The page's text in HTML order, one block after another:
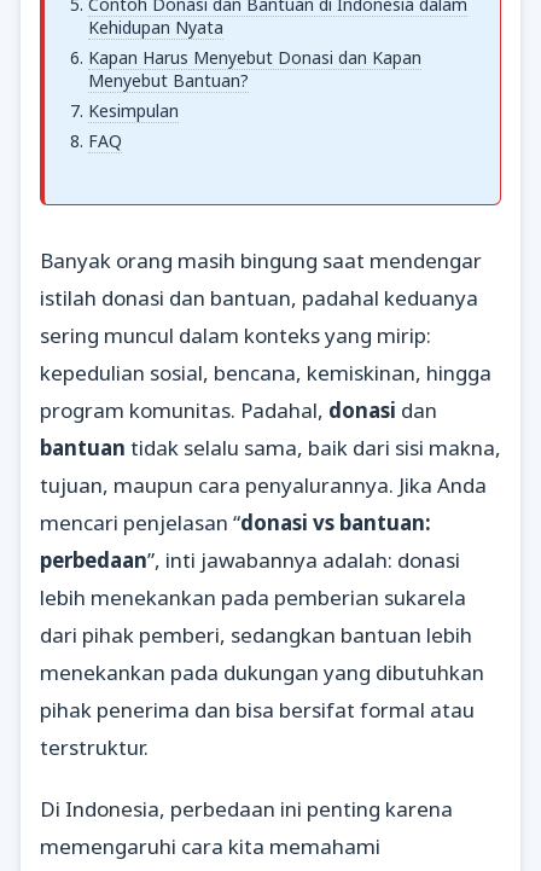
Kehidupan Nyata
Kapan Harus Menyebut Donasi dan Kapan
Menyebut Bantuan?
Kesimpulan
FAQ
Banyak orang masih bingung saat mendengar
istilah donasi dan bantuan, padahal keduanya
sering muncul dalam konteks yang mirip:
kepedulian sosial, bencana, kemiskinan, hingga
program komunitas. Padahal, donasi dan
bantuan tidak selalu sama, baik dari sisi makna,
tujuan, maupun cara penyalurannya. Jika Anda
mencari penjelasan “donasi vs bantuan:
perbedaan”, inti jawabannya adalah: donasi
lebih menekankan pada pemberian sukarela
dari pihak pemberi, sedangkan bantuan lebih
menekankan pada dukungan yang dibutuhkan
pihak penerima dan bisa bersifat formal atau
terstruktur.
Di Indonesia, perbedaan ini penting karena
memengaruhi cara kita memahami